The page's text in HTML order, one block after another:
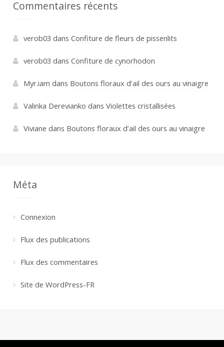
Commentaires récents
verob03 dans Confiture de fleurs de pissenlits
verob03 dans Confiture de cynorhodon
Myr.iam dans Boutons floraux d’ail des ours au vinaigre
Valinka Derevianko dans Violettes cristallisées
Viviane dans Boutons floraux d’ail des ours au vinaigre
Méta
Connexion
Flux des publications
Flux des commentaires
Site de WordPress-FR